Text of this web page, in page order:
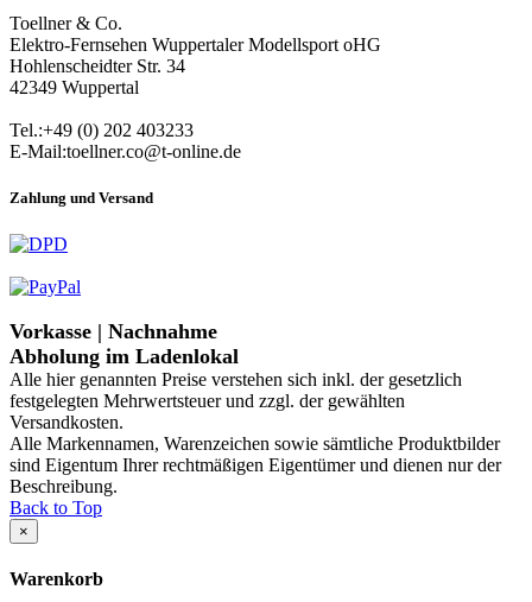
Toellner & Co.
Elektro-Fernsehen Wuppertaler Modellsport oHG
Hohlenscheidter Str. 34
42349 Wuppertal
Tel.:+49 (0) 202 403233
E-Mail:toellner.co@t-online.de
Zahlung und Versand
Vorkasse | Nachnahme
Abholung im Ladenlokal
Alle hier genannten Preise verstehen sich inkl. der gesetzlich
festgelegten Mehrwertsteuer und zzgl. der gewählten
Versandkosten.
Alle Markennamen, Warenzeichen sowie sämtliche Produktbilder
sind Eigentum Ihrer rechtmäßigen Eigentümer und dienen nur der
Beschreibung.
Back to Top
×
Warenkorb